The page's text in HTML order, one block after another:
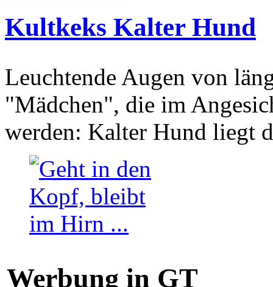
Kultkeks Kalter Hund
Leuchtende Augen von
"Mädchen", die im
werden: Kalter Hund liegt
Werbung in GT